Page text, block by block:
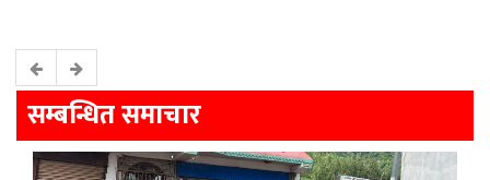
सम्बन्धित समाचार